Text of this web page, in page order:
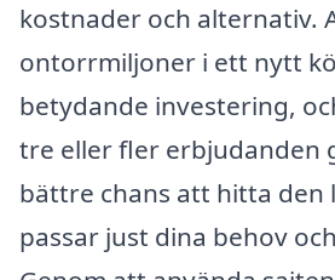
kostnader och alternativ.
ontorrmiljoner i ett nytt
betydande investering,
tre eller fler erbjudanden
bättre chans att hitta den
passar just dina behov